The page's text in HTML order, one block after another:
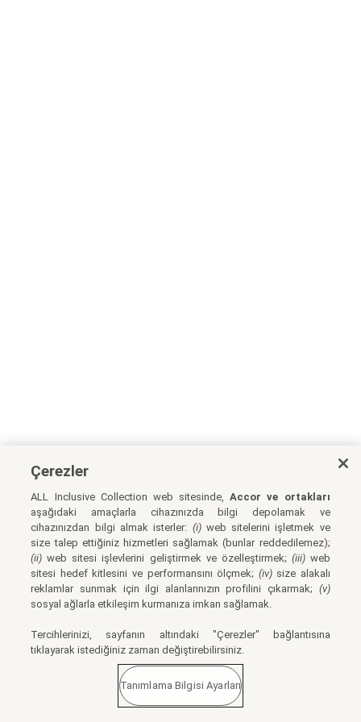
Çerezler
ALL Inclusive Collection web sitesinde,Accor ve ortakları
aşağıdaki amaçlarla cihazınızda bilgi depolamak ve
cihazınızdan bilgi almak isterler: (i)web sitelerini işletmek ve
size talep ettiğiniz hizmetleri sağlamak (bunlar reddedilemez);
(ii) web sitesi işlevlerini geliştirmek ve özelleştirmek; (iii)web
sitesi hedef kitlesini ve performansını ölçmek; (iv)size alakalı
reklamlar sunmak için ilgi alanlarınızın profilini çıkarmak; (v)
sosyal ağlarla etkileşim kurmanıza imkan sağlamak.
Tercihlerinizi, sayfanın altındaki "Çerezler" bağlantısına
tıklayarak istediğiniz zaman değiştirebilirsiniz.
Tanımlama Bilgisi Ayarları